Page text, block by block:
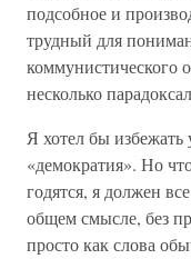
подсобное и
трудный для
коммунистического
несколько
Я хотел бы избежать
«демократия». Но
годятся, я должен
общем смысле, без
просто как слова